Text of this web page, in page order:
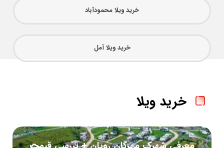
خرید ویلا محمودآباد
خرید ویلا آمل
خرید ویلا